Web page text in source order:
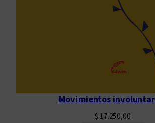
Movimientos
$ 17.250,00